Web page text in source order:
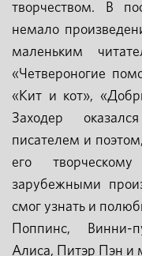
творчеством. В
немало
маленьким
«Четвероногие
«Кит и кот»,
Заходер
писателем и
его
зарубежными
смог узнать и
Поппинс, Винни-
Алиса, Питэр Пэн и